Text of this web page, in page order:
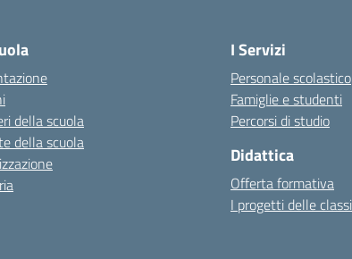
della scuola
della scuola
I Servizi
Personale scolastico
Famiglie e studenti
Percorsi di studio
Didattica
Offerta formativa
I progetti delle classi